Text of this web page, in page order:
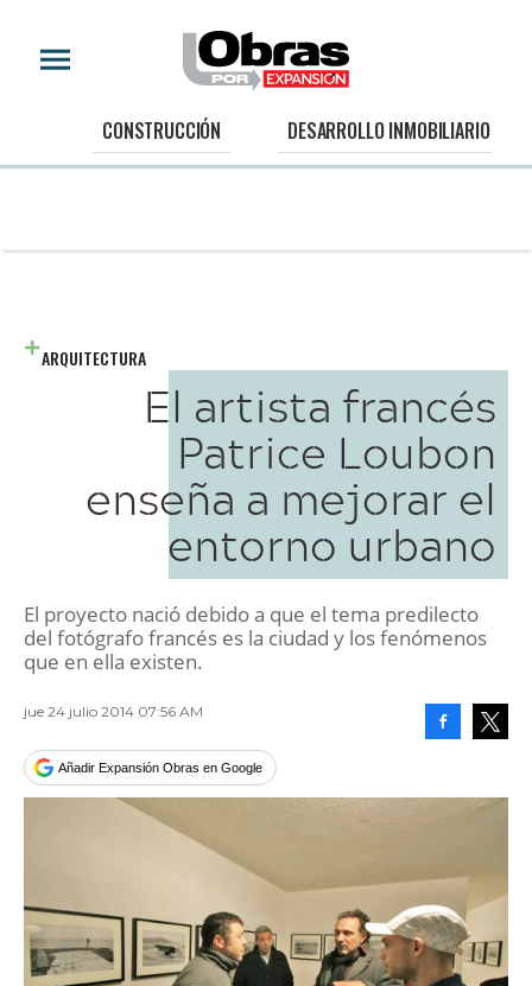
CONSTRUCCIÓN DESARROLLO INMOBILIARIO
ARQUITECTURA
El artista francés
Patrice Loubon
enseña a mejorar el
entorno urbano
El proyecto nació debido a que el tema predilecto
del fotógrafo francés es la ciudad y los fenómenos
que en ella existen.
jue 24 julio 2014 07:56 AM
Añadir Expansión Obras en Google